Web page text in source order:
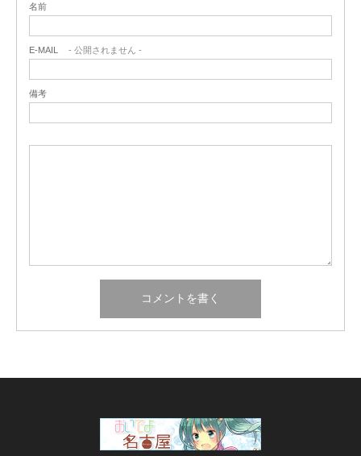
名前
E-MAIL - 公開されません -
備考